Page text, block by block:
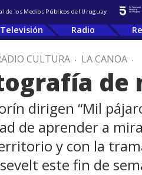
de los Medios Públicos del Uruguay
Televisión Radio
CULTURA . LA CANOA .
de
dirigen “Mil
de aprender a
y con la
este fin de